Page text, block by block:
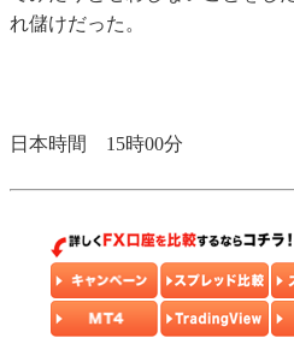
れ儲けだった。
日本時間 15時00分